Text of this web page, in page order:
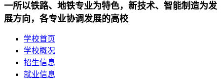
一所以铁路、地铁专业为特色，新技术、智能制造为发
展方向，各专业协调发展的高校
学校首页
学校概况
招生信息
就业信息